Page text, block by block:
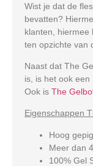
Wist je dat de
bevatten?
klanten, hiermee
ten opzichte van
Naast dat The
is, is het ook een
Ook is The
Eigenschappen
Hoog
Meer dan
100% Gel